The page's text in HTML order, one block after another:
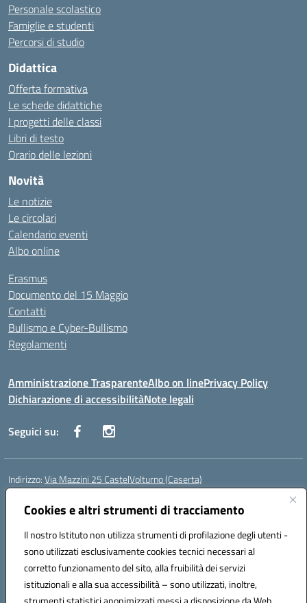
Cookies e altri strumenti di tracciamento
Il nostro Istituto non utilizza strumenti di profilazione degli utenti -
sono utilizzati esclusivamente cookies tecnici necessari al
corretto funzionamento del sito, alla fruibilità dei servizi
istituzionali e alla sua accessibilità – sono utilizzati, inoltre,
Personale scolastico
Famiglie e studenti
Percorsi di studio
Didattica
Offerta formativa
Le schede didattiche
I progetti delle classi
Libri di testo
Orario delle lezioni
Novità
Le notizie
Le circolari
Calendario eventi
Albo online
Erasmus
Documento del 15 Maggio
Contatti
Bullismo e Cyber-Bullismo
Regolamenti
Amministrazione TrasparenteAlbo on linePrivacy Policy
Dichiarazione di accessibilitàNote legali
Seguici su:
Indirizzo:Via Mazzini 25 CastelVolturno (Caserta)
Centralino:
Posta elettronica certificata (PEC):ceis014005@pec.istruzione.it
Codice fiscale: 93063510619
Codice meccanografico:CEIS014005
Codice Indice delle Pubbliche Amministrazioni (IPA): istsc_ceis014005
Codice unico di fatturazione (CUF): UOU8EW